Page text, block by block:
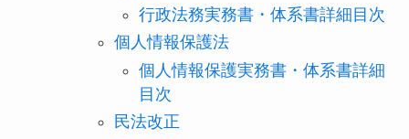
行政法務実務書・体系書詳細目次
個人情報保護法
個人情報保護実務書・体系書詳細
目次
民法改正